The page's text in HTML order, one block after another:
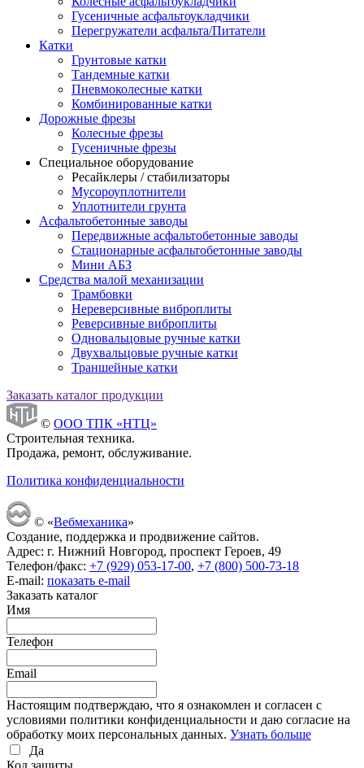
Гусеничные асфальтоукладчики
Перегружатели асфальта/Питатели
Катки
Грунтовые катки
Тандемные катки
Пневмоколесные катки
Комбинированные катки
Дорожные фрезы
Колесные фрезы
Гусеничные фрезы
Специальное оборудование
Ресайклеры / стабилизаторы
Мусороуплотнители
Уплотнители грунта
Асфальтобетонные заводы
Передвижные асфальтобетонные заводы
Стационарные асфальтобетонные заводы
Мини АБЗ
Средства малой механизации
Трамбовки
Нереверсивные виброплиты
Реверсивные виброплиты
Одновальцовые ручные катки
Двухвальцовые ручные катки
Траншейные катки
Заказать каталог продукции
© ООО ТПК «НТЦ»
Строительная техника.
Продажа, ремонт, обслуживание.
Политика конфиденциальности
© «Вебмеханика»
Создание, поддержка и продвижение сайтов.
Адрес: г. Нижний Новгород, проспект Героев, 49
Телефон/факс: +7 (929) 053-17-00, +7 (800) 500-73-18
E-mail: показать e-mail
Заказать каталог
Имя
Телефон
Email
Настоящим подтверждаю, что я ознакомлен и согласен с
условиями политики конфиденциальности и даю согласие на
обработку моих персональных данных. Узнать больше
Да
Код защиты